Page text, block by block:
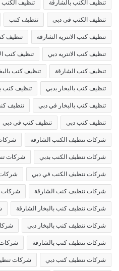
تنظيف الكنب بالشارقة تنظيف الكنب
تنظيف الكنب في دبي تنظيف كنب
تنظيف كنب الانتريه الشارقة تنظيف
تنظيف كنب الانتريه دبي تنظيف كنب
تنظيف كنب الشارقة تنظيف كنب
تنظيف كنب بالبخار بدبي تنظيف كنب
تنظيف كنب بالبخار في دبي تنظيف
تنظيف كنب دبي تنظيف كنب في دبي
شركات تنظيف الكنب الشارقة
شركات تنظيف الكنب بدبي شركات
شركات تنظيف الكنب في دبي
شركات تنظيف كنب الشارقة شركات
شركات تنظيف كنب بالبخار الشارقة
شركات تنظيف كنب بالبخار دبي
شركات تنظيف كنب بالشارقة
شركات تنظيف كنب دبي شركات